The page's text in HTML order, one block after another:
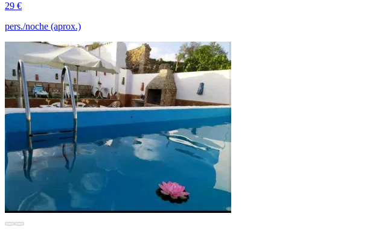
29 €
pers./noche (aprox.)